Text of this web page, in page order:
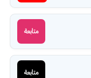
متابعة
متابعة